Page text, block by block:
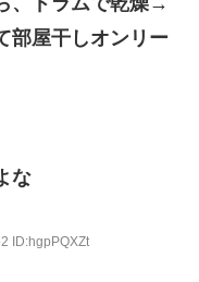
部屋干しオンリー
な
ID:hgpPQXZt